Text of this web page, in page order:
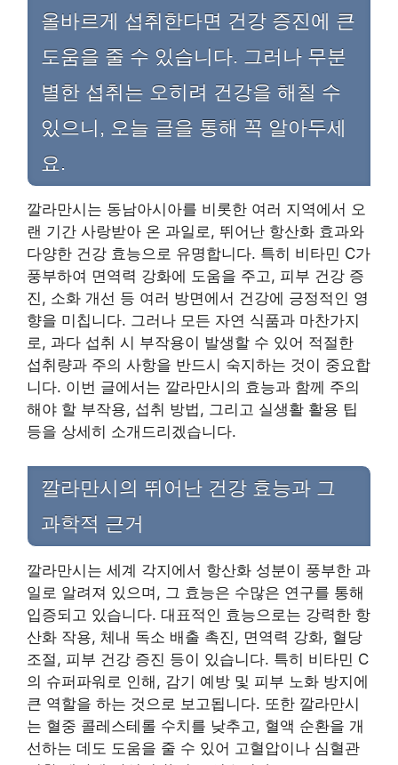
올바르게 섭취한다면 건강 증진에 큰
도움을 줄 수 있습니다. 그러나 무분
별한 섭취는 오히려 건강을 해칠 수
있으니, 오늘 글을 통해 꼭 알아두세
요.
깔라만시는 동남아시아를 비롯한 여러 지역에서 오
랜 기간 사랑받아 온 과일로, 뛰어난 항산화 효과와
다양한 건강 효능으로 유명합니다. 특히 비타민 C가
풍부하여 면역력 강화에 도움을 주고, 피부 건강 증
진, 소화 개선 등 여러 방면에서 건강에 긍정적인 영
향을 미칩니다. 그러나 모든 자연 식품과 마찬가지
로, 과다 섭취 시 부작용이 발생할 수 있어 적절한
섭취량과 주의 사항을 반드시 숙지하는 것이 중요합
니다. 이번 글에서는 깔라만시의 효능과 함께 주의
해야 할 부작용, 섭취 방법, 그리고 실생활 활용 팁
등을 상세히 소개드리겠습니다.
깔라만시의 뛰어난 건강 효능과 그
과학적 근거
깔라만시는 세계 각지에서 항산화 성분이 풍부한 과
일로 알려져 있으며, 그 효능은 수많은 연구를 통해
입증되고 있습니다. 대표적인 효능으로는 강력한 항
산화 작용, 체내 독소 배출 촉진, 면역력 강화, 혈당
조절, 피부 건강 증진 등이 있습니다. 특히 비타민 C
의 슈퍼파워로 인해, 감기 예방 및 피부 노화 방지에
큰 역할을 하는 것으로 보고됩니다. 또한 깔라만시
는 혈중 콜레스테롤 수치를 낮추고, 혈액 순환을 개
선하는 데도 도움을 줄 수 있어 고혈압이나 심혈관